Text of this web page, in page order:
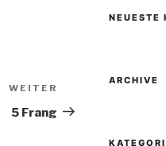
Beitrag
WEITER
5 Frang
NEUESTE
ARCHIVE